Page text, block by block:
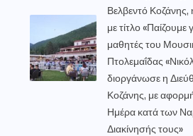
Βελβεντό Κοζάνης,
με τίτλο
μαθητές του
Πτολεμαΐδας
διοργάνωσε η
Κοζάνης, με
Ημέρα κατά των
Διακίνησής τους»